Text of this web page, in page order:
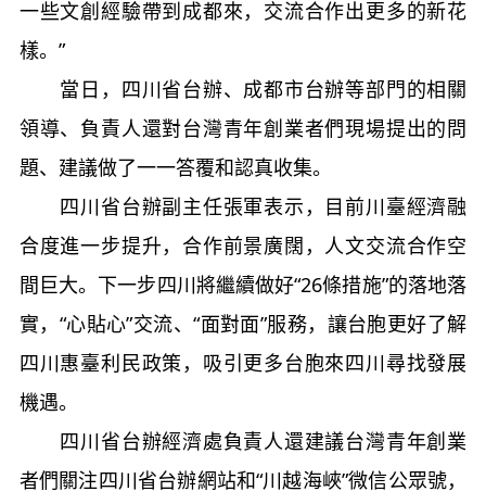
一些文創經驗帶到成都來，交流合作出更多的新花
樣。”
當日，四川省台辦、成都市台辦等部門的相關
領導、負責人還對台灣青年創業者們現場提出的問
題、建議做了一一答覆和認真收集。
四川省台辦副主任張軍表示，目前川臺經濟融
合度進一步提升，合作前景廣闊，人文交流合作空
間巨大。下一步四川將繼續做好“26條措施”的落地落
實，“心貼心”交流、“面對面”服務，讓台胞更好了解
四川惠臺利民政策，吸引更多台胞來四川尋找發展
機遇。
四川省台辦經濟處負責人還建議台灣青年創業
者們關注四川省台辦網站和“川越海峽”微信公眾號，